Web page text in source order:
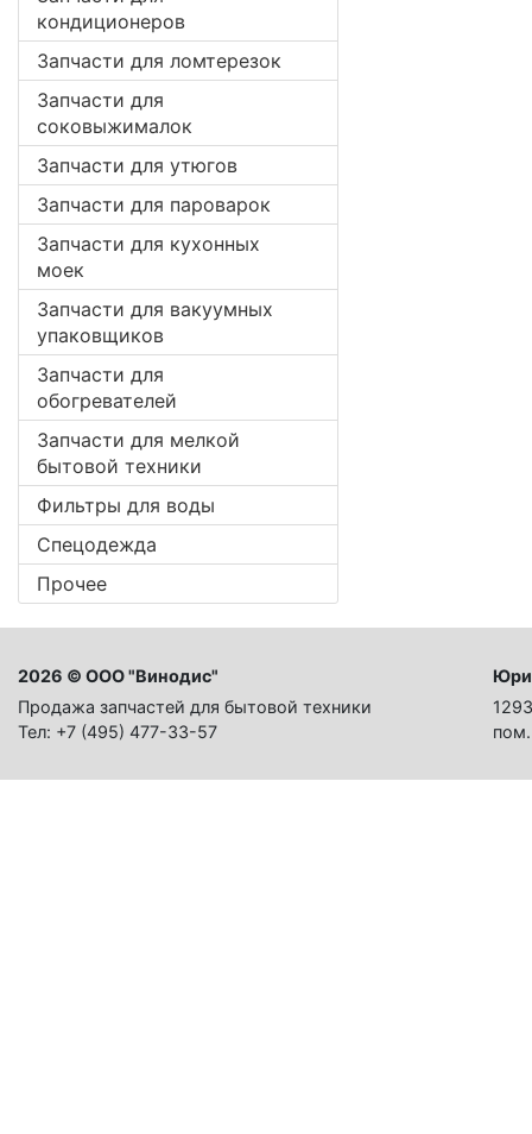
кондиционеров
Запчасти для ломтерезок
Запчасти для
соковыжималок
Запчасти для утюгов
Запчасти для пароварок
Запчасти для кухонных
моек
Запчасти для вакуумных
упаковщиков
Запчасти для
обогревателей
Запчасти для мелкой
бытовой техники
Фильтры для воды
Спецодежда
Прочее
2026 © ООО "Винодис"
Продажа запчастей для бытовой техники
Тел: +7 (495) 477-33-57